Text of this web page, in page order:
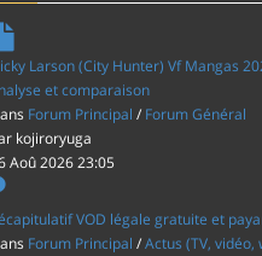
Larson (City Hunter) Vf Mangas
et comparaison
Forum Principal / Forum Général
kojiroryuga
Aoû 2026 23:05
VOD légale gratuite et
Forum Principal /Actus (TV, vidéo,